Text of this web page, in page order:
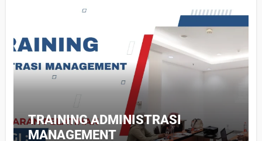
TRAINING ADMINISTRASI
MANAGEMENT